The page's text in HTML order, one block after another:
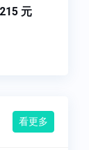
元
看更多